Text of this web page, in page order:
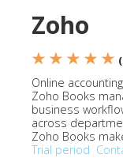
Zoho
★ ★ ★ ★ ★
Online
Zoho Books
business
across
Zoho Books
Trial period